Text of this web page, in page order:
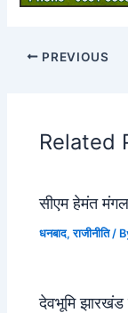
PREVIOUS
Related
सीएम हेमंत
धनबाद,राजीनीति/
देवभूमि झारखंड